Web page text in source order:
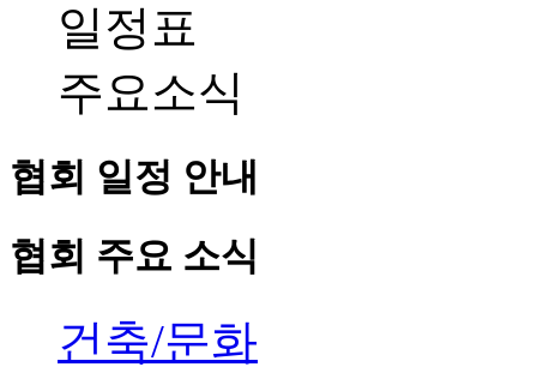
일정표
주요소식
협회 일정 안내
협회 주요 소식
건축/문화